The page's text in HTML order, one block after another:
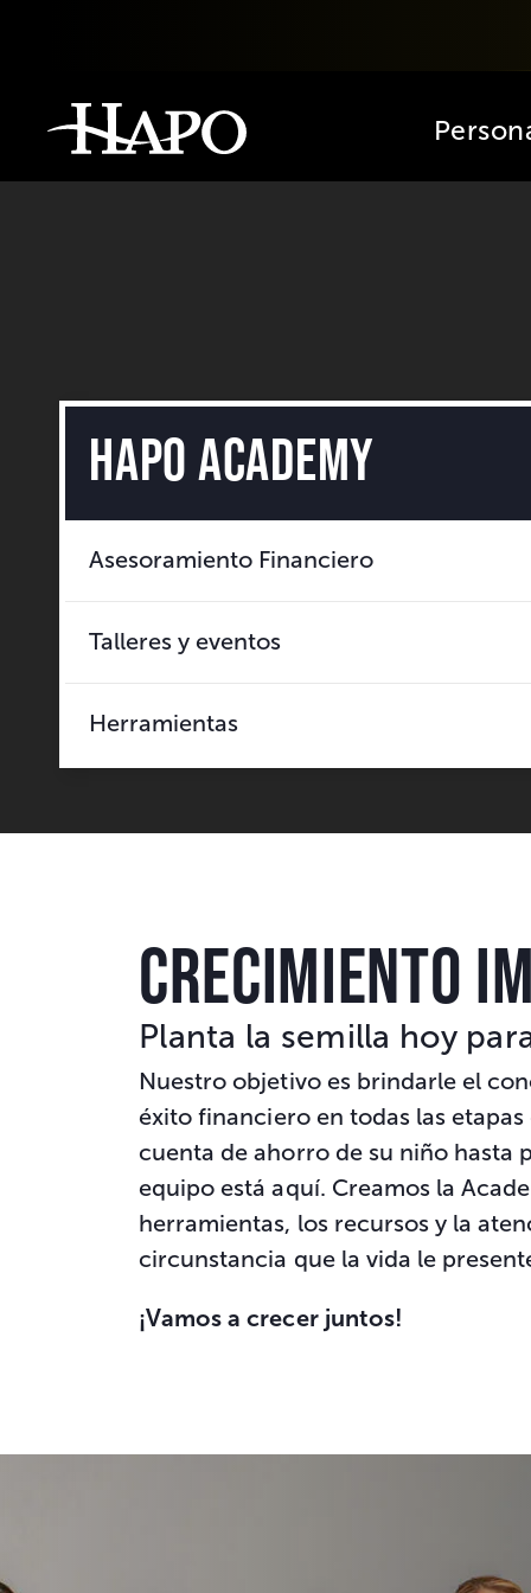
HAPO Academy
Asesoramiento Financiero
Talleres y eventos
Herramientas
CRECIMIENTO
Planta la semilla hoy
Nuestro objetivo es brindarle el
éxito financiero en todas las
cuenta de ahorro de su niño hasta
equipo está aquí. Creamos la
herramientas, los recursos y la
circunstancia que la vida le
¡Vamos a crecer juntos!